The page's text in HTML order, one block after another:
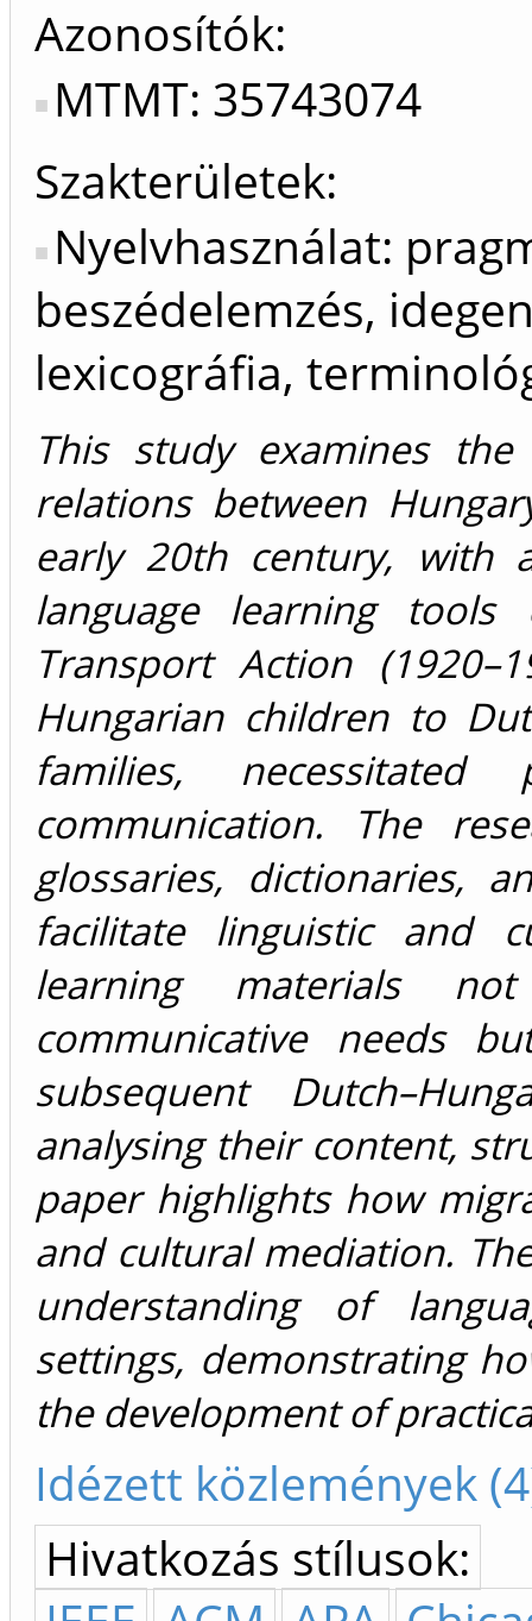
Azonosítók
MTMT: 35743074
Szakterületek:
Nyelvhasználat:
beszédelemzés,
lexicográfia,
This study examines
relations between
early 20th century, with
language learning
Transport Action
Hungarian children to
families,
communication. The
glossaries, dictionaries,
facilitate linguistic and
learning materials
communicative needs
subsequent
analysing their content,
paper highlights how
and cultural mediation.
understanding of
settings, demonstrating
the development of
Idézett közlemények
Hivatkozás stílusok: